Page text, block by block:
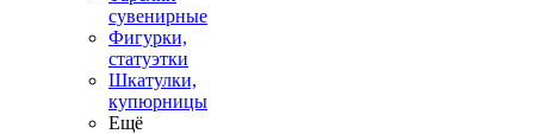
сувенирные
Фигурки,
статуэтки
Шкатулки,
купюрницы
Ещё